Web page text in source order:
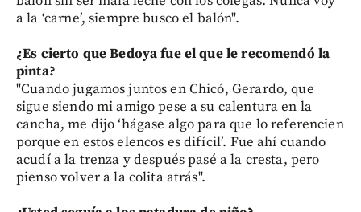
a la ‘carne’, siempre busco el balón".
¿Es cierto que Bedoya fue el que le recomendó la
pinta?
"Cuando jugamos juntos en Chicó, Gerardo,que
sigue siendo mi amigo pese a su calentura en la
cancha, me dijo ‘hágase algo para que lo referencien
porque en estos elencos es difícil’. Fue ahí cuando
acudí a la trenza y después pasé a la cresta, pero
pienso volver a la colita atrás".